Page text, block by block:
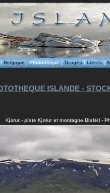
Belgique|Phototheque|Tirages|Livres|
ISLANDE -
Kjolur - piste Kjolur et montagne Blafell -